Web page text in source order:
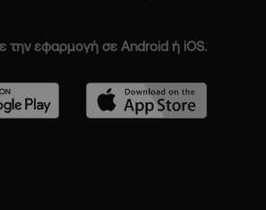
την εφαρμογή σε Android ή iOS.